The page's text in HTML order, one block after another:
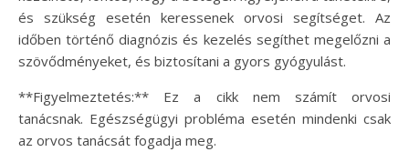
és szükség esetén keressenek orvosi segítséget. Az
időben történő diagnózis és kezelés segíthet megelőzni a
szövődményeket, és biztosítani a gyors gyógyulást.
**Figyelmeztetés:** Ez a cikk nem számít orvosi
tanácsnak. Egészségügyi probléma esetén mindenki csak
az orvos tanácsát fogadja meg.